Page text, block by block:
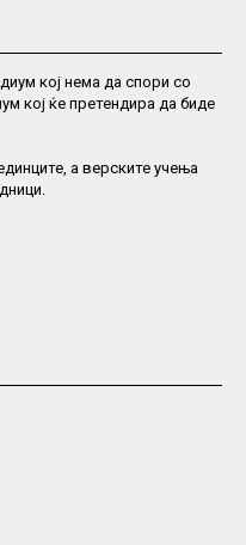
кој нема да спори со
кој ќе претендира да биде
а верските учења